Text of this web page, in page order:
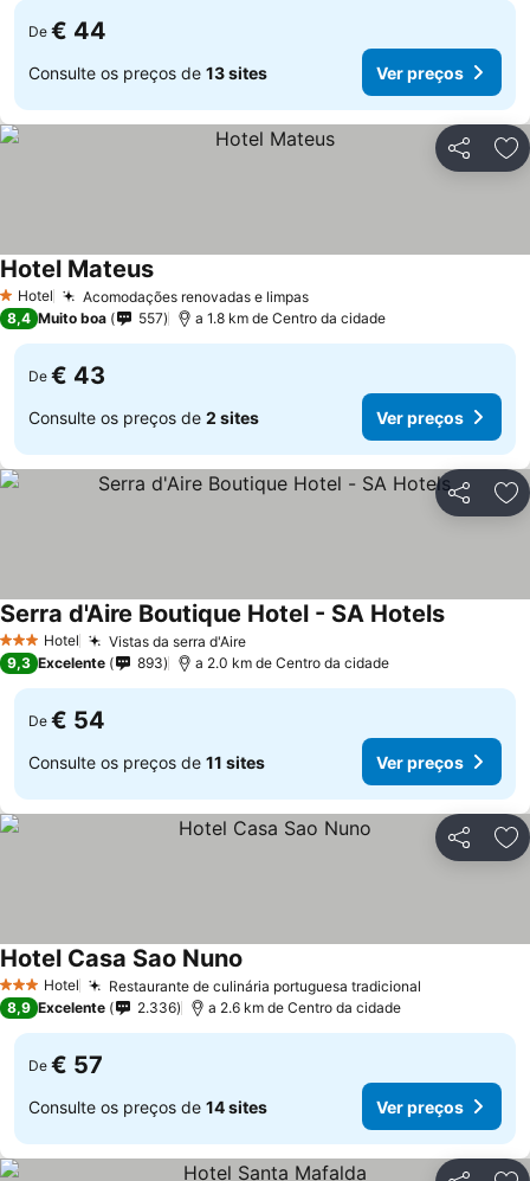
De € 44
Consulte os preços de 13 sites Ver preços
Partilhar
1 Estrelas
Hotel Acomodações renovadas e limpasVer preços
Hotel MateusVer preços
8,4 Muito boa 557 a 1.8 km de Centro da cidade
De € 43
Consulte os preços de 2 sites Ver preços
Partilhar
3 EstrelasHotel Vistas da serra d'AireVer preços
Serra d'Aire Boutique Hotel - SA HotelsVer
9,3 Excelente 893 a 2.0 km de Centro da cidade
De € 54
Consulte os preços de 11 sites Ver preços
Partilhar
3 EstrelasHotel Restaurante de culinária portuguesa tradicional
Hotel Casa Sao Nuno
8,9 Excelente 2.336 a 2.6 km de Centro da cidade
De € 57
Consulte os preços de 14 sites Ver preços